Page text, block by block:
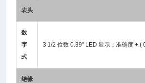
表头
数
字
式
3 1/2 位数 0.39" LED 显示；准确度 + (
绝缘